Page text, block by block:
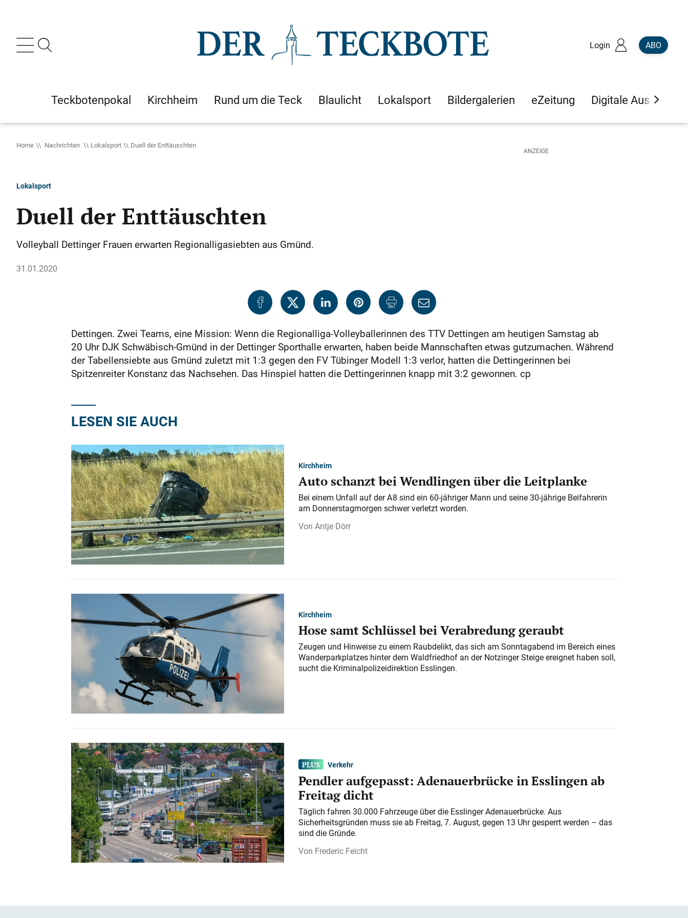
Login ABO
Teckbotenpokal Kirchheim Rund um die Teck Blaulicht Lokalsport Bildergalerien eZeitung Digitale Ausgaben
Home Nachrichten Lokalsport Duell der Enttäuschten
Lokalsport
Duell der Enttäuschten
Volleyball Dettinger Frauen erwarten Regionalligasiebten aus Gmünd.
31.01.2020
Dettingen. Zwei Teams, eine Mission: Wenn die Regionalliga-Volleyballerinnen des TTV Dettingen am heutigen Samstag ab
20 Uhr DJK Schwäbisch-Gmünd in der Dettinger Sporthalle erwarten, haben beide Mannschaften etwas gutzumachen. Während
der Tabellensiebte aus Gmünd zuletzt mit 1:3 gegen den FV Tübinger Modell 1:3 verlor, hatten die Dettingerinnen bei
Spitzenreiter Konstanz das Nachsehen. Das Hinspiel hatten die Dettingerinnen knapp mit 3:2 gewonnen. cp
LESEN SIE AUCH
Kirchheim
Auto schanzt bei Wendlingen über die Leitplanke
Bei einem Unfall auf der A 8 sind ein 60-jähriger Mann und seine 30-jährige Beifahrerin
am Donnerstagmorgen schwer verletzt worden.
Antje Dörr
Kirchheim
Hose samt Schlüssel bei Verabredung geraubt
Zeugen und Hinweise zu einem Raubdelikt, das sich am Sonntagabend im Bereich eines
Wanderparkplatzes hinter dem Waldfriedhof an der Notzinger Steige ereignet haben soll,
sucht die Kriminalpolizeidirektion Esslingen.
Verkehr
Pendler aufgepasst: Adenauerbrücke in Esslingen ab
Freitag dicht
Täglich fahren 30.000 Fahrzeuge über die Esslinger Adenauerbrücke. Aus
Sicherheitsgründen muss sie ab Freitag, 7. August, gegen 13 Uhr gesperrt werden – das
sind die Gründe.
Frederic Feicht